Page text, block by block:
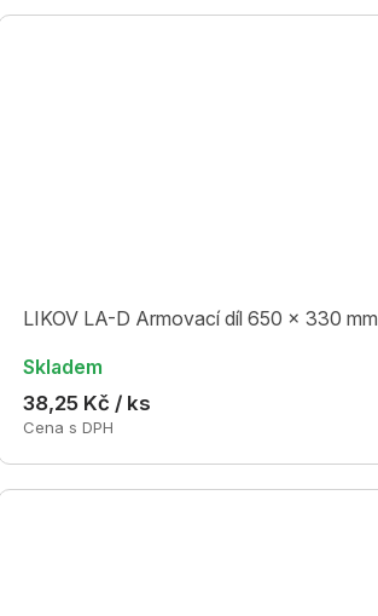
LIKOV LA-D Armovací díl 650 x 330 mm
Skladem
38,25 Kč / ks
Cena s DPH